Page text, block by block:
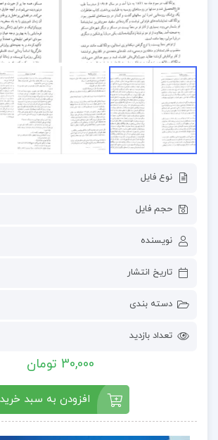
نوع فایل
حجم فایل
نویسنده
تاریخ انتشار
دسته بندی
تعداد بازدید
30,000 تومان
افزودن به سبد خرید